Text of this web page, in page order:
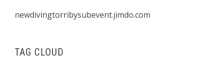
newdivingtorribysubevent.jimdo.com
TAG CLOUD